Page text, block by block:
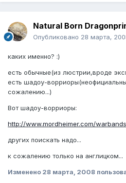
Natural Born
Опубликовано 28 марта,
каких именно? :)
есть обычные(из люстрии,вроде
есть шадоу-
сожалению...)
Вот шадоу-ворриоры:
http://www.mordheimer.com/
других поискать надо...
к сожалению только на англицком...
Изменено 28 марта, 2008